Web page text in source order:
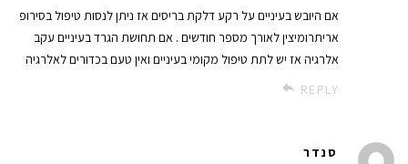
אם היובש בעיניים על רקע דלקת בריסים אז ניתן לנסות טיפול בסירופ
אריתרומיצין לאורך מספר חודשים . אם תחושת הגרד בעיניים עקב
אלרגיה אז יש לתת טיפול מקומי בעיניים ואין טעם בכדורים לאלרגיה
REPLY
סנדר